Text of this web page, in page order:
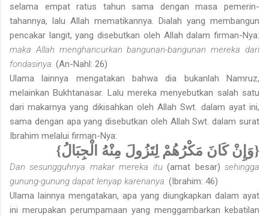
selama empat ratus tahun sama dengan masa pemerin­
tahannya, lalu Allah mematikannya. Dialah yang membangun
pencakar langit, yang disebutkan oleh Allah dalam firman-Nya:
maka Allah menghancurkan bangunan-bangunan mereka dari
fondasinya. (An-Nahl: 26)
Ulama lainnya mengatakan bahwa dia bukanlah Namruz,
melainkan Bukhtanasar. Lalu mereka menyebutkan salah satu
dari makarnya yang dikisahkan oleh Allah Swt. dalam ayat ini,
sama dengan apa yang disebutkan oleh Allah Swt. dalam surat
Ibrahim melalui firman-Nya:
{وَإِنْ كَانَ مَكْرُهُمْ لِتَزُولَ مِنْهُ الْجِبَالُ}
Dan sesungguhnya makar mereka itu(amat besar)sehingga
gunung-gunung dapat lenyap karenanya. (Ibrahim: 46)
Ulama lainnya mengatakan, apa yang diungkapkan dalam ayat
ini merupakan perumpamaan yang menggambarkan kebatilan